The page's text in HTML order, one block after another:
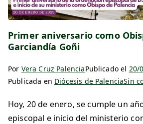
Primer aniversario como
Garciandía Goñi
Por Vera Cruz PalenciaPublicado el 20/
Publicada en Diócesis de PalenciaSin
Hoy, 20 de enero, se cumple un
episcopal e inicio del ministerio